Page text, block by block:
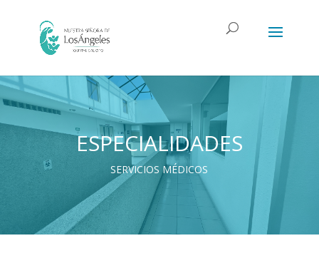
ESPECIALIDADES
SERVICIOS MÉDICOS